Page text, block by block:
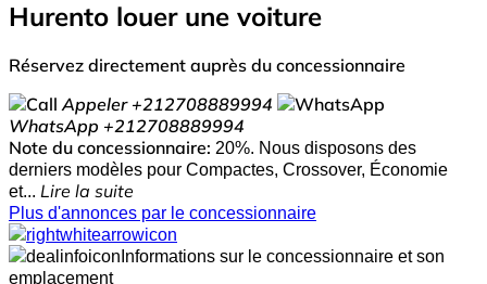
Hurento louer une voiture
Réservez directement auprès du concessionnaire
Appeler +212708889994
WhatsApp +212708889994
Note du concessionnaire: 20%. Nous disposons des
derniers modèles pour Compactes, Crossover, Économie
et... Lire la suite
Plus d'annonces par le concessionnaire
Informations sur le concessionnaire et son
emplacement